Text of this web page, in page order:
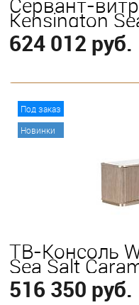
Kensington
624 012 руб.
Под заказ
Новинки
ТВ-Консоль
Sea Salt
516 350 руб.